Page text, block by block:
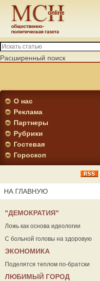
Расширенный поиск
О нас
Реклама
Партнеры
Рубрики
Гостевая
Гороскоп
НА ГЛАВНУЮ
"ДЕМОКРАТИЯ"
Ложь как основа идеологии
С больной головы на здоровую
ЭКОНОМИКА
Поделятся теплом по-братски
ЛЮБИМЫЙ ГОРОД